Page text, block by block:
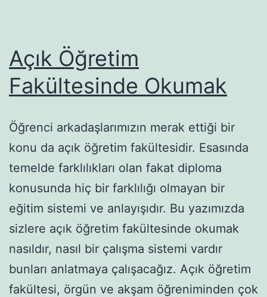
Açık Öğretim
Fakültesinde Okumak
Öğrenci arkadaşlarımızın merak ettiği bir
konu da açık öğretim fakültesidir. Esasında
temelde farklılıkları olan fakat diploma
konusunda hiç bir farklılığı olmayan bir
eğitim sistemi ve anlayışıdır. Bu yazımızda
sizlere açık öğretim fakültesinde okumak
nasıldır, nasıl bir çalışma sistemi vardır
bunları anlatmaya çalışacağız. Açık öğretim
fakültesi, örgün ve akşam öğreniminden çok